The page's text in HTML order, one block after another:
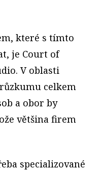
které s tímto
je Court of
V oblasti
celkem
a obor by
většina firem
specializované